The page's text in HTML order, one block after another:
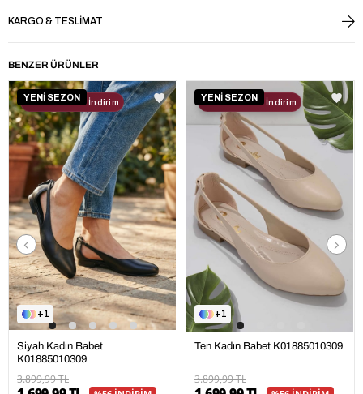
KARGO & TESLIMAT
BENZER ÜRÜNLER
YENİ SEZON
1
Siyah Kadın Babet
K01885010309
3.899,99 TL
2. Ürüne %30 İndirim YENİ SEZON
1
Ten Kadın Babet K01885010309
3.899,99 TL
2. Ürüne %30 İndirim